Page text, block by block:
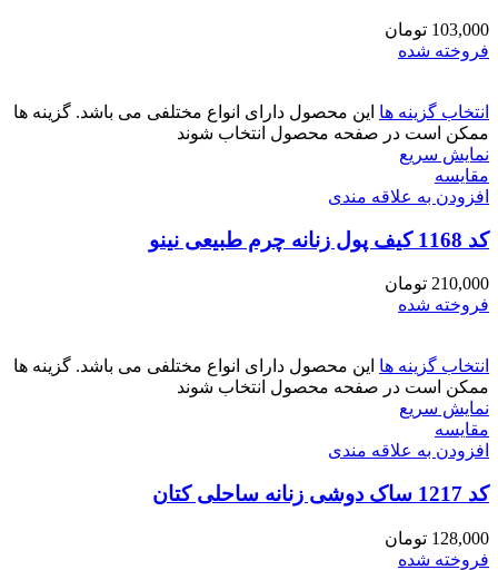
103,000 تومان
فروخته شده
انتخاب گزینه ها این محصول دارای انواع مختلفی می باشد. گزینه ها
ممکن است در صفحه محصول انتخاب شوند
نمایش سریع
مقايسه
افزودن به علاقه مندی
کد 1168 کیف پول زنانه چرم طبیعی نینو
210,000 تومان
فروخته شده
انتخاب گزینه ها این محصول دارای انواع مختلفی می باشد. گزینه ها
ممکن است در صفحه محصول انتخاب شوند
نمایش سریع
مقايسه
افزودن به علاقه مندی
کد 1217 ساک دوشی زنانه ساحلی کتان
128,000 تومان
فروخته شده